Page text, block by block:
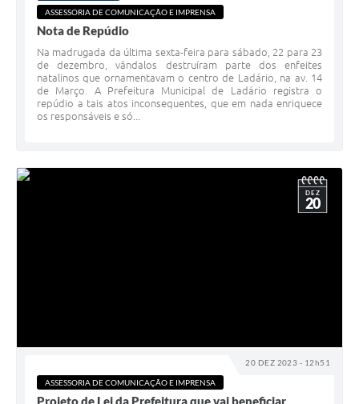
ASSESSORIA DE COMUNICAÇÃO E IMPRENSA
Nota de Repúdio
Na madrugada da última sexta-feira para sábado, 22 para 23
de dezembro, vândalos destruíram parte dos enfeites
natalinos que ornamentavam o centro de Ladário, na av. 14
de Março. A Prefeitura Municipal de Ladário registra o
repúdio a tais atos inconsequentes, que em nada enriquece
os responsáveis e só...
20 DEZ 2023 - 12h51
DEZ
20
ASSESSORIA DE COMUNICAÇÃO E IMPRENSA
Projeto de Lei da Prefeitura que vai beneficiar